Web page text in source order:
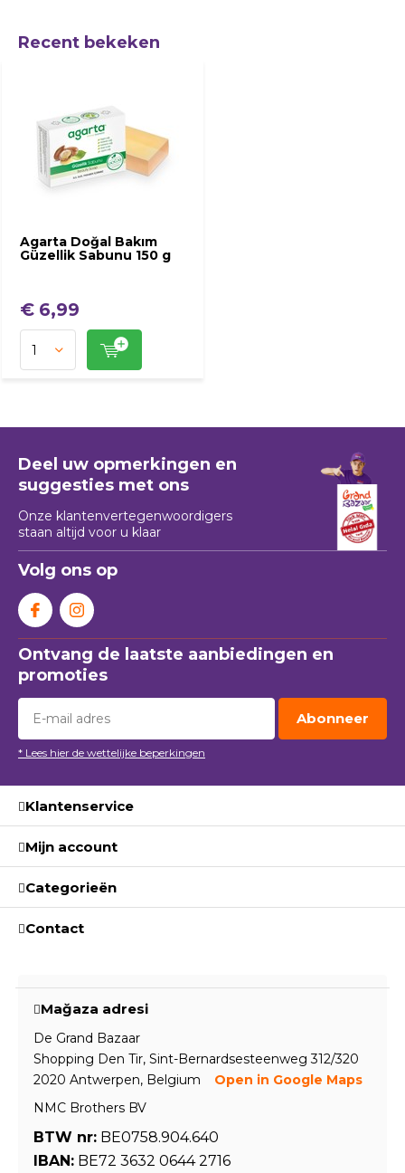
Recent bekeken
Agarta Doğal Bakım
Güzellik Sabunu 150 g
€ 6,99
Deel uw opmerkingen en
suggesties met ons
Onze klantenvertegenwoordigers
staan ​​altijd voor u klaar
Volg ons op
Ontvang de laatste aanbiedingen en
promoties
Abonneer
* Lees hier de wettelijke beperkingen
Klantenservice
Mijn account
Categorieën
Contact
Mağaza adresi
De Grand Bazaar
Shopping Den Tir, Sint-Bernardsesteenweg 312/320
2020 Antwerpen, Belgium
Open in Google Maps
NMC Brothers BV
BTW nr: BE0758.904.640
IBAN: BE72 3632 0644 2716